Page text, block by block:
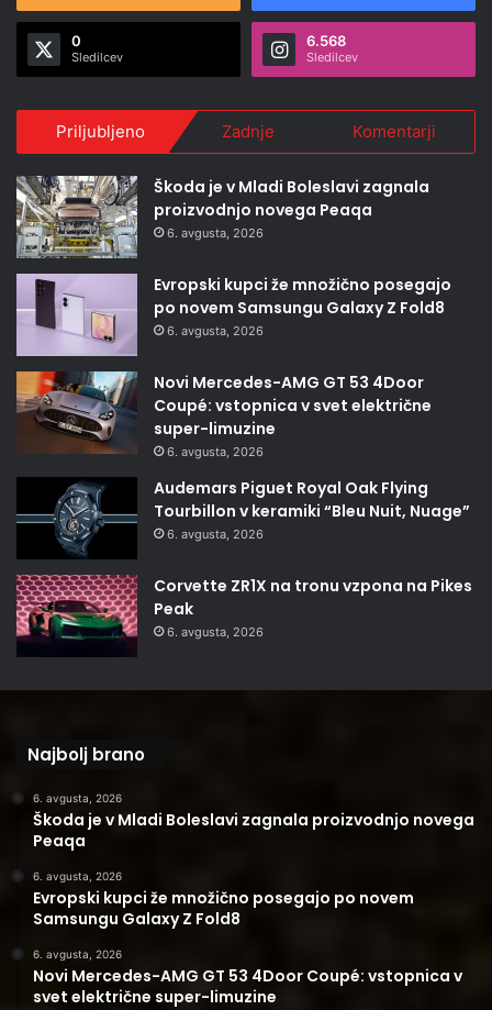
0
Sledilcev
6.568
Sledilcev
Priljubljeno Zadnje Komentarji
Škoda je v Mladi Boleslavi zagnala
proizvodnjo novega Peaqa
6. avgusta, 2026
Evropski kupci že množično posegajo
po novem Samsungu Galaxy Z Fold8
6. avgusta, 2026
Novi Mercedes-AMG GT 53 4Door
Coupé: vstopnica v svet električne
super-limuzine
6. avgusta, 2026
Audemars Piguet Royal Oak Flying
Tourbillon v keramiki “Bleu Nuit, Nuage”
6. avgusta, 2026
Corvette ZR1X na tronu vzpona na Pikes
Peak
6. avgusta, 2026
Najbolj brano
6. avgusta, 2026
Škoda je v Mladi Boleslavi zagnala proizvodnjo novega
Peaqa
6. avgusta, 2026
Evropski kupci že množično posegajo po novem
Samsungu Galaxy Z Fold8
6. avgusta, 2026
Novi Mercedes-AMG GT 53 4Door Coupé: vstopnica v
svet električne super-limuzine